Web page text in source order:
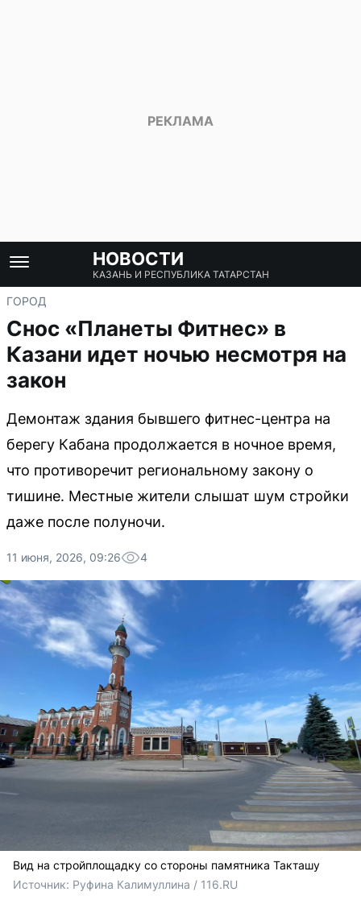
НОВОСТИ
КАЗАНЬ И РЕСПУБЛИКА ТАТАРСТАН
ГОРОД
Снос «Планеты Фитнес» в
Казани идет ночью несмотря на
закон
Демонтаж здания бывшего фитнес-центра на
берегу Кабана продолжается в ночное время,
что противоречит региональному закону о
тишине. Местные жители слышат шум стройки
даже после полуночи.
11 июня, 2026, 09:26 4
Вид на стройплощадку со стороны памятника Такташу
Источник: Руфина Калимуллина / 116.RU